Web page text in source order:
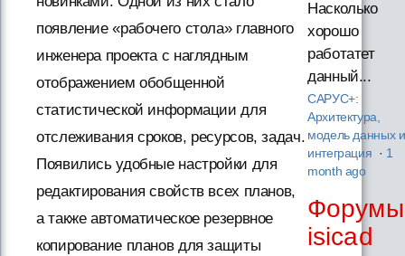
появление «рабочего стола» главного
инженера проекта с наглядным
отображением обобщенной
статистической информации для
отслеживания сроков, ресурсов, задач.
Появились удобные настройки для
редактирования свойств всех планов,
а также автоматическое резервное
копирование планов для защиты
Насколько
хорошо
работатет
данный...
САРУС+:
Архитектура,
модель данных и
интеграция · 1
month ago
Форумы
isicad